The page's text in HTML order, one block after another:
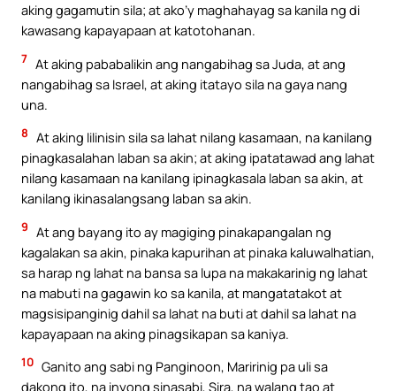
aking gagamutin sila; at ako’y maghahayag sa kanila ng di
kawasang kapayapaan at katotohanan.
7 At aking pababalikin ang nangabihag sa Juda, at ang
nangabihag sa Israel, at aking itatayo sila na gaya nang
una.
8 At aking lilinisin sila sa lahat nilang kasamaan, na kanilang
pinagkasalahan laban sa akin; at aking ipatatawad ang lahat
nilang kasamaan na kanilang ipinagkasala laban sa akin, at
kanilang ikinasalangsang laban sa akin.
9 At ang bayang ito ay magiging pinakapangalan ng
kagalakan sa akin, pinaka kapurihan at pinaka kaluwalhatian,
sa harap ng lahat na bansa sa lupa na makakarinig ng lahat
na mabuti na gagawin ko sa kanila, at mangatatakot at
magsisipanginig dahil sa lahat na buti at dahil sa lahat na
kapayapaan na aking pinagsikapan sa kaniya.
10 Ganito ang sabi ng Panginoon, Maririnig pa uli sa
dakong ito, na inyong sinasabi, Sira, na walang tao at